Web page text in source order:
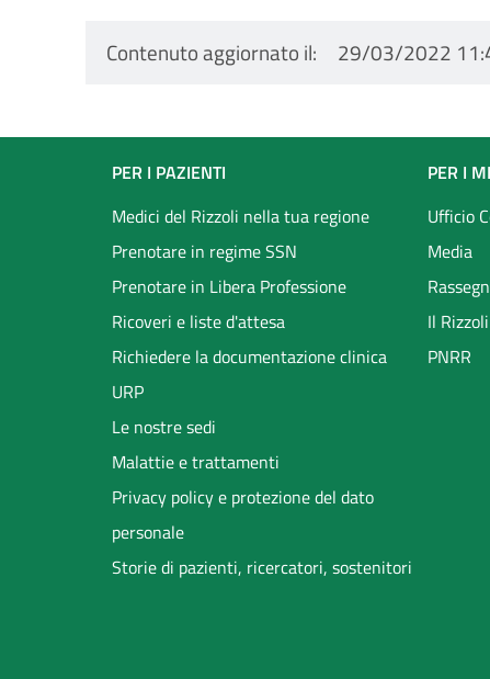
Contenuto aggiornato il 29/03/2022
Footer
menu
PER I PAZIENTI
Medici del Rizzoli nella tua regione
Prenotare in regime SSN
Prenotare in Libera Professione
Ricoveri e liste d'attesa
Richiedere la documentazione clinica
URP
Le nostre sedi
Malattie e trattamenti
Privacy policy e protezione del dato
personale
Storie di pazienti, ricercatori, sostenitori
PER I
Ufficio
Media
Il
PNRR